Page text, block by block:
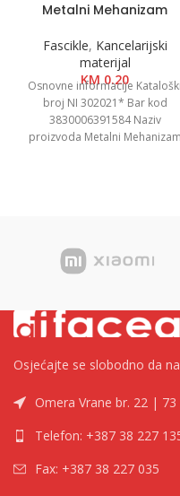
Metalni Mehanizam
Fascikle, Kancelarijski
materijal
KM0.20
Osnovne informacije Kataloški
broj NI 302021* Bar kod
3830006391584 Naziv
proizvoda Metalni Mehanizam
Osjećajte se slobodno da
Omera Vrane br. 22 | 73
Telefon: +387 38 227
Fax: +387 38 227 035